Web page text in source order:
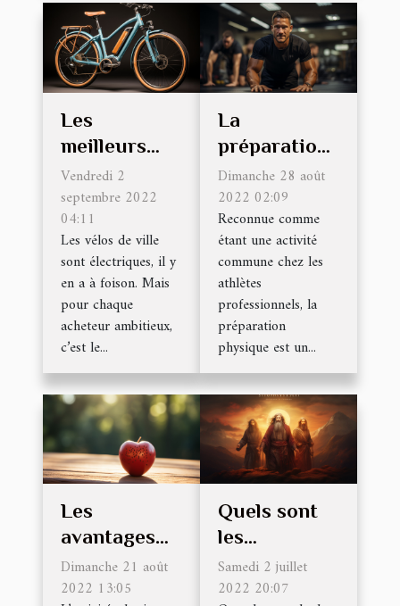
Les
meilleurs
vélos de ville
électrique
Vendredi 2
septembre 2022
04:11
Les vélos de ville
sont électriques, il y
en a à foison. Mais
pour chaque
acheteur ambitieux,
c’est le...
La
préparation
physique :
quels sont
les
avantages
d’un tel
programme
?
Dimanche 28 août
2022 02:09
Reconnue comme
étant une activité
commune chez les
athlètes
professionnels, la
préparation
physique est un...
Les
avantages
du sport sur
la santé
Dimanche 21 août
2022 13:05
Quels sont
les
différents
types de
Samedi 2 juillet
2022 20:07